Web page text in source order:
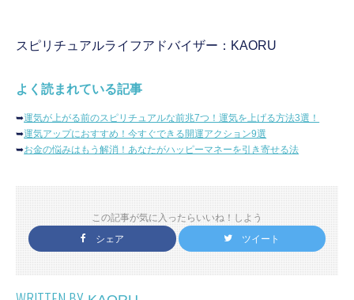
スピリチュアルライフアドバイザー：KAORU
よく読まれている記事
➥運気が上がる前のスピリチュアルな前兆7つ！運気を上げる方法3選！
➥運気アップにおすすめ！今すぐできる開運アクション9選
➥お金の悩みはもう解消！あなたがハッピーマネーを引き寄せる法
この記事が気に入ったらいいね！しよう
シェア
ツイート